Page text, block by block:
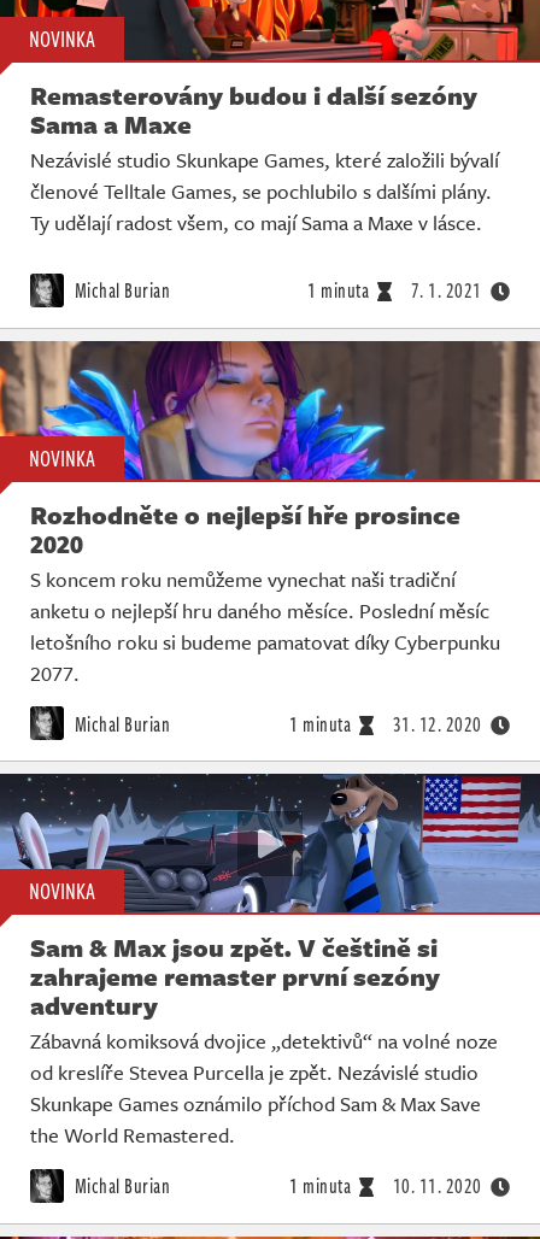
NOVINKA
Remasterovány budou i další sezóny
Sama a Maxe
Nezávislé studio Skunkape Games, které založili bývalí
členové Telltale Games, se pochlubilo s dalšími plány.
Ty udělají radost všem, co mají Sama a Maxe v lásce.
Michal Burian 1 minuta 7. 1. 2021
NOVINKA
Rozhodněte o nejlepší hře prosince
2020
S koncem roku nemůžeme vynechat naši tradiční
anketu o nejlepší hru daného měsíce. Poslední měsíc
letošního roku si budeme pamatovat díky Cyberpunku
2077.
Michal Burian 1 minuta 31. 12. 2020
NOVINKA
Sam & Max jsou zpět. V češtině si
zahrajeme remaster první sezóny
adventury
Zábavná komiksová dvojice „detektivů“ na volné noze
od kreslíře Stevea Purcella je zpět. Nezávislé studio
Skunkape Games oznámilo příchod Sam & Max Save
the World Remastered.
Michal Burian 1 minuta 10. 11. 2020